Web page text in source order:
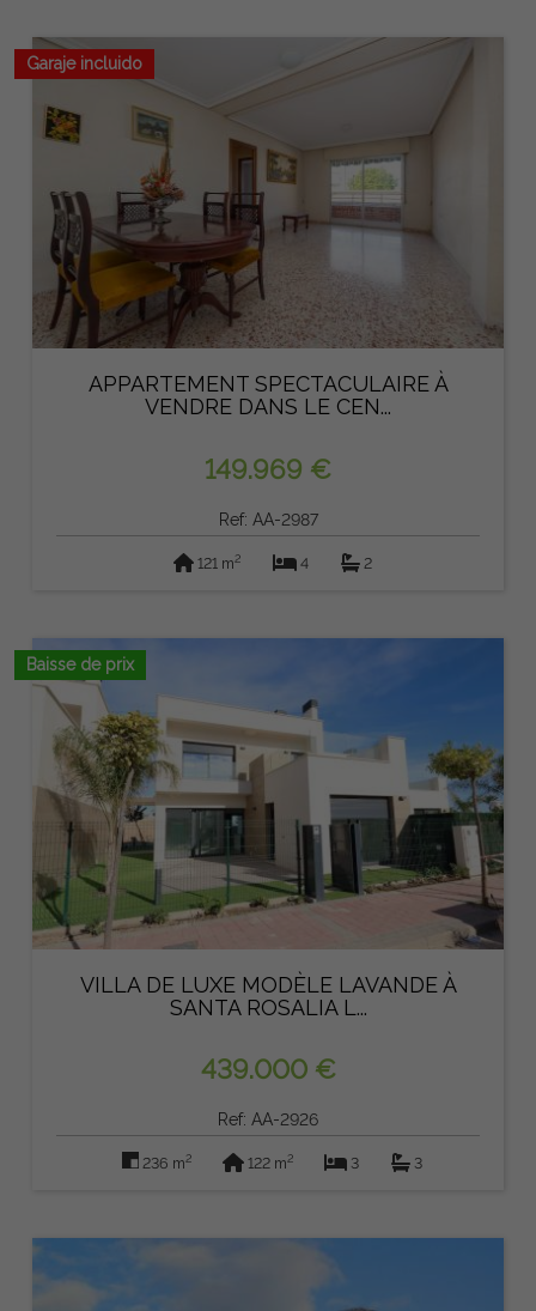
Garaje incluido
APPARTEMENT SPECTACULAIRE À
VENDRE DANS LE CEN...
149.969 €
Ref: AA-2987
121 m2 4 2
Baisse de prix
VILLA DE LUXE MODÈLE LAVANDE À
SANTA ROSALIA L...
439.000 €
Ref: AA-2926
236 m2 122 m2 3 3